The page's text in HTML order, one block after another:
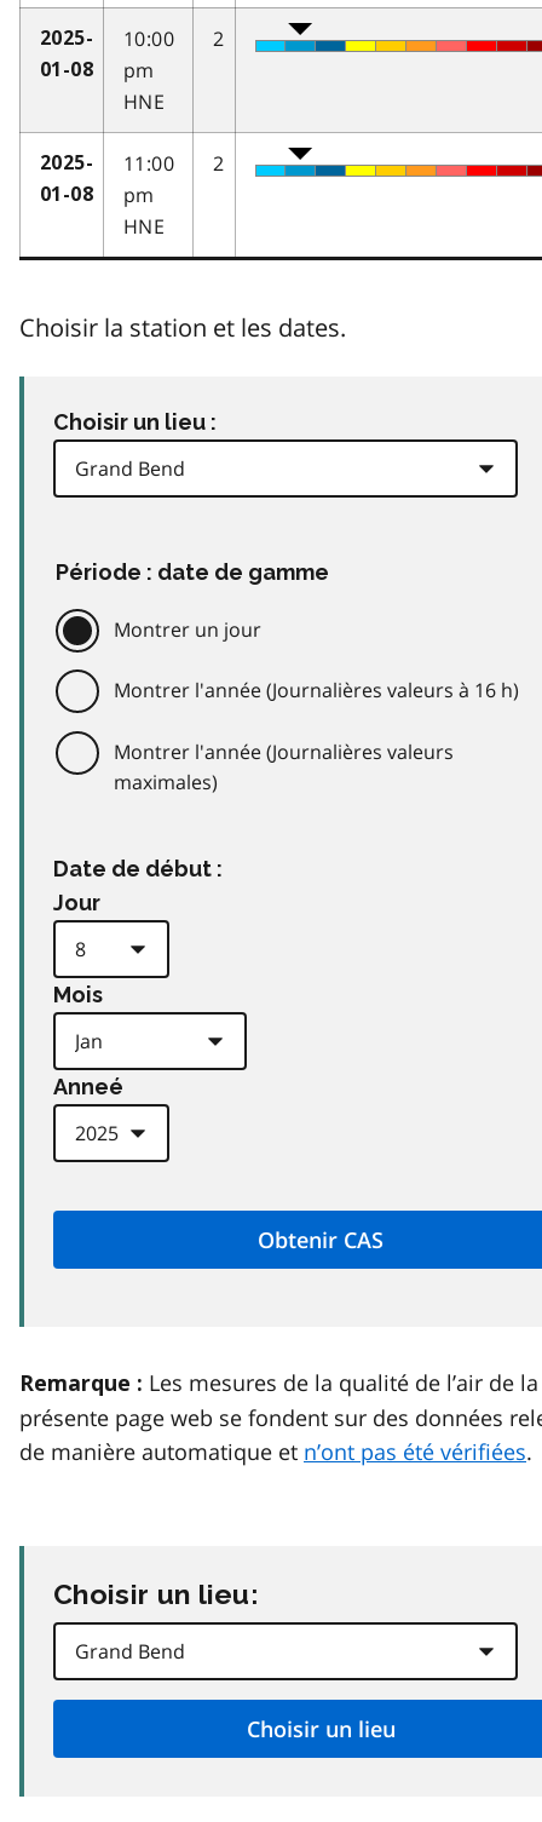
2025-
01-08
10:00
pm
HNE
2
2025-
01-08
11:00
pm
HNE
2
Choisir la station et les dates.
Choisir un lieu :
Période : date de gamme
Montrer un jour
Montrer l'année (Journalières valeurs à 16 h)
Montrer l'année (Journalières valeurs
maximales)
Date de début :
Jour
Mois
Anneé
Remarque : Les mesures de la qualité de l’air de la
présente page web se fondent sur des données
de manière automatique et n’ont pas été vérifiées.
Choisir un lieu: